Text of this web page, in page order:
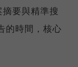
要與精準搜
的時間，核心